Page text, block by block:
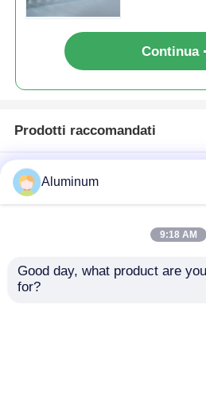
Continua
Prodotti raccomandati
Aluminum
9:18 AM
Good day, what product are
for?